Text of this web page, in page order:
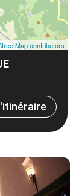
contributors